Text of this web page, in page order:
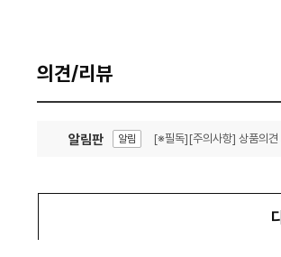
의견/리뷰
알림판 알림 [※필독][주의사항] 상품의견